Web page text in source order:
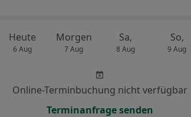
Heute
6 Aug
Morgen
7 Aug
Sa,
8 Aug
So,
9 Aug
Online-Terminbuchung nicht verfügbar
Terminanfrage senden